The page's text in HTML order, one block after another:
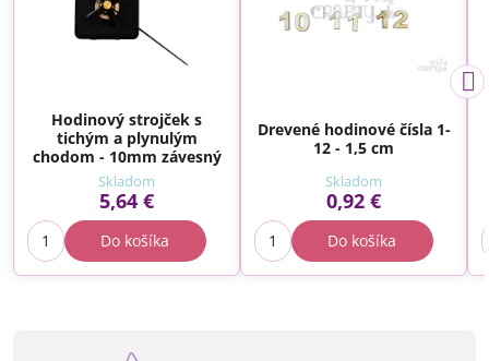
Hodinový strojček s
tichým a plynulým
chodom - 10mm závesný
Skladom
5,64 €
Do košíka
Drevené hodinové čísla 1-
12 - 1,5 cm
Skladom
0,92 €
Do košíka